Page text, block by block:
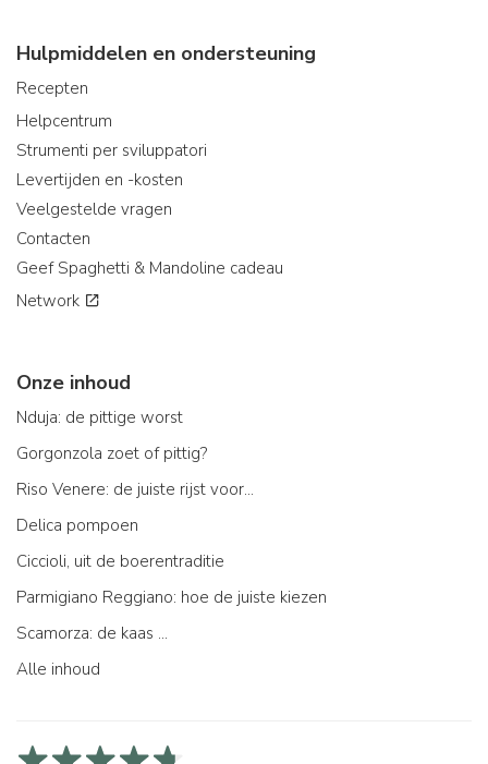
Hulpmiddelen en ondersteuning
Recepten
Helpcentrum
Strumenti per sviluppatori
Levertijden en -kosten
Veelgestelde vragen
Contacten
Geef Spaghetti & Mandoline cadeau
Network
Onze inhoud
Nduja: de pittige worst
Gorgonzola zoet of pittig?
Riso Venere: de juiste rijst voor...
Delica pompoen
Ciccioli, uit de boerentraditie
Parmigiano Reggiano: hoe de juiste kiezen
Scamorza: de kaas ...
Alle inhoud